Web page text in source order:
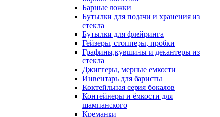
Барные ложки
Бутылки для подачи и хранения из
стекла
Бутылки для флейринга
Гейзеры, стопперы, пробки
Графины,кувшины и декантеры из
стекла
Джиггеры, мерные емкости
Инвентарь для баристы
Коктейльная серия бокалов
Контейнеры и ёмкости для
шампанского
Креманки